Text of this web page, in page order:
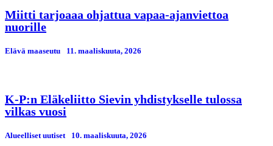
Miitti tarjoaaa ohjattua vapaa-ajanviettoa
nuorille
Elävä maaseutu 11. maaliskuuta, 2026
K-P:n Eläkeliitto Sievin yhdistykselle tulossa
vilkas vuosi
Alueelliset uutiset 10. maaliskuuta, 2026